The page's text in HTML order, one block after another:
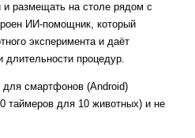
размещать на столе рядом с
ИИ-помощник, который
эксперимента и даёт
длительности процедур.
для смартфонов (Android)
таймеров для 10 животных) и не